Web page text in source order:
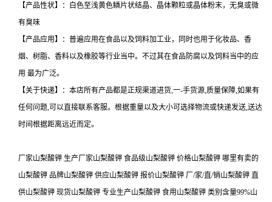
【产品性状】：白色至浅黄色鳞片状结晶、晶体颗粒或晶体粉末，无臭或微
有臭味
【产品应用】：普遍应用在食品以及饲料加工业，同时也用于化妆品、香
烟、树脂、香料以及橡胶等行业当中。不过其在食品防腐以及饲料当中的应
用 最为广泛。
【关于快递】：本店所有产品都是正规渠道进货,一-手货源,质量保障,如果有
任何问题,可以直接联系客服。根据重量以及大小可选择物流或快递发送,送达
时间根据距离远近而定。
厂家山梨酸钾 生产厂家山梨酸钾 食品级山梨酸钾 价格山梨酸钾 哪里有卖的
山梨酸钾 品牌山梨酸钾 供应山梨酸钾 报价山梨酸钾 厂/家/直/销山梨酸钾 直
供山梨酸钾 现货山梨酸钾 专业生产山梨酸钾 食用山梨酸钾 类别含量99%山